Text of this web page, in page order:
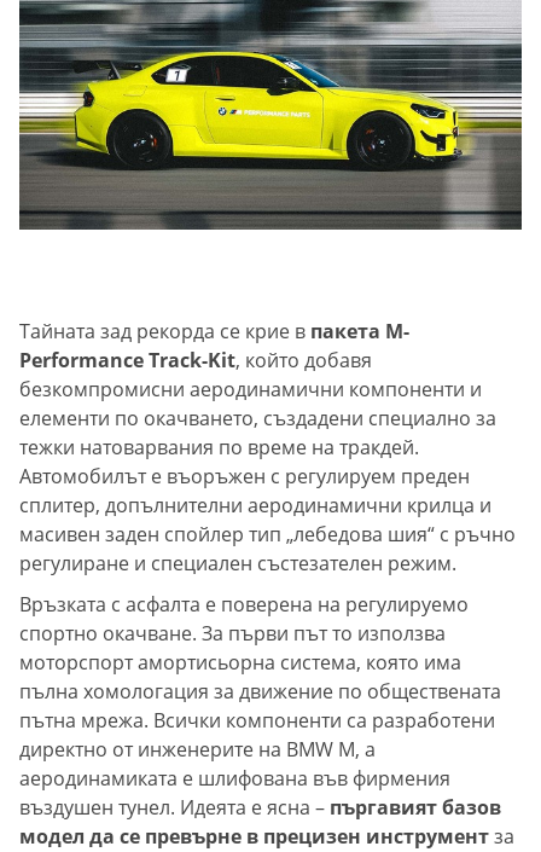
Тайната зад рекорда се крие в пакета M-
Performance Track-Kit, който добавя
безкомпромисни аеродинамични компоненти и
елементи по окачването, създадени специално за
тежки натоварвания по време на тракдей.
Автомобилът е въоръжен с регулируем преден
сплитер, допълнителни аеродинамични крилца и
масивен заден спойлер тип „лебедова шия“ с ръчно
регулиране и специален състезателен режим.
Връзката с асфалта е поверена на регулируемо
спортно окачване. За първи път то използва
моторспорт амортисьорна система, която има
пълна хомологация за движение по обществената
пътна мрежа. Всички компоненти са разработени
директно от инженерите на BMW M, а
аеродинамиката е шлифована във фирмения
въздушен тунел. Идеята е ясна – пъргавият базов
модел да се превърне в прецизен инструментза